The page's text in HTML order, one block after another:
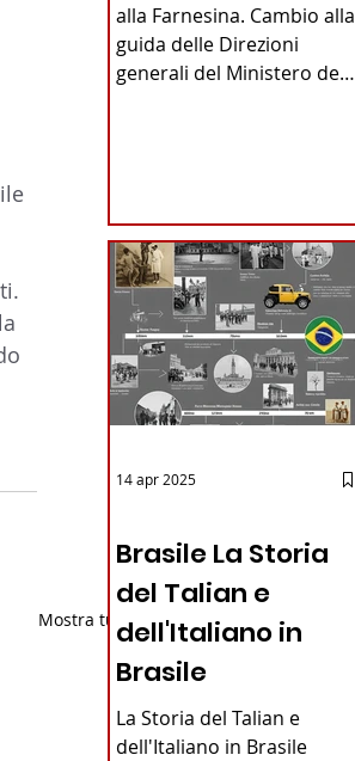
Mostra tutti
alla Farnesina. Cambio alla
guida delle Direzioni
generali del Ministero degli
proposte dal ministro
Antonio Tajani . NUOVA
DIREZIONE GENERALE
DELLA FARNESINA
Brasile La Storia
del Talian e
dell'Italiano in
Brasile
La Storia del Talian e
dell'Italiano in Brasile
14 apr 2025